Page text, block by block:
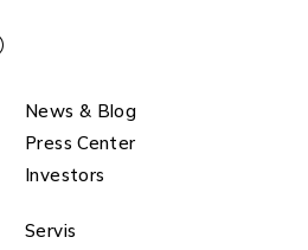
News & Blog
Press Center
Investors
Servis